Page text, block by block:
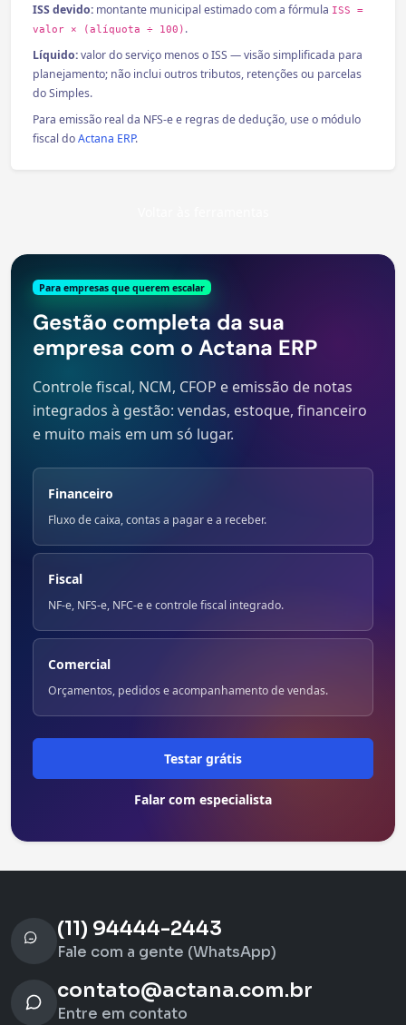
ISS devido: montante municipal estimado com a fórmula ISS =
valor × (alíquota ÷ 100) .
Líquido:valor do serviço menos o ISS — visão simplificada para
planejamento; não inclui outros tributos, retenções ou parcelas
do Simples.
Para emissão real da NFS-e e regras de dedução, use o módulo
fiscal doActana ERP.
Para empresas que querem escalar
Gestão completa da sua
empresa com o Actana ERP
Controle fiscal, NCM, CFOP e emissão de notas
integrados à gestão: vendas, estoque, financeiro
e muito mais em um só lugar.
Financeiro
Fluxo de caixa, contas a pagar e a receber.
Fiscal
NF-e, NFS-e, NFC-e e controle fiscal integrado.
Comercial
Orçamentos, pedidos e acompanhamento de vendas.
Testar grátis
Falar com especialista
(11) 94444-2443
Fale com a gente (WhatsApp)
contato@actana.com.br
Entre em contato